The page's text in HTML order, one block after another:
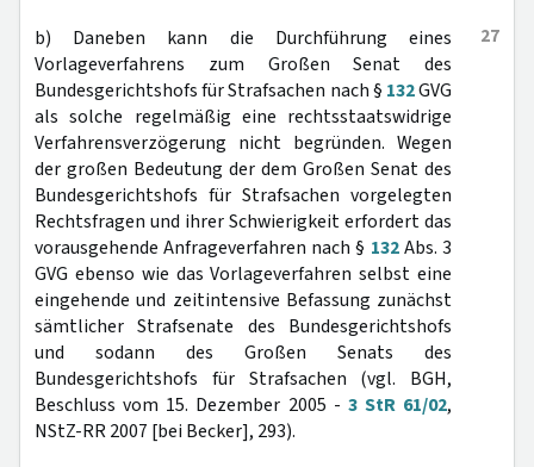
27
b) Daneben kann die Durchführung eines
Vorlageverfahrens zum Großen Senat des
Bundesgerichtshofs für Strafsachen nach § 132GVG
als solche regelmäßig eine rechtsstaatswidrige
Verfahrensverzögerung nicht begründen. Wegen
der großen Bedeutung der dem Großen Senat des
Bundesgerichtshofs für Strafsachen vorgelegten
Rechtsfragen und ihrer Schwierigkeit erfordert das
vorausgehende Anfrageverfahren nach § 132Abs. 3
GVG ebenso wie das Vorlageverfahren selbst eine
eingehende und zeitintensive Befassung zunächst
sämtlicher Strafsenate des Bundesgerichtshofs
und sodann des Großen Senats des
Bundesgerichtshofs für Strafsachen (vgl. BGH,
Beschluss vom 15. Dezember 2005 - 3 StR 61/02,
NStZ-RR 2007 [bei Becker], 293).